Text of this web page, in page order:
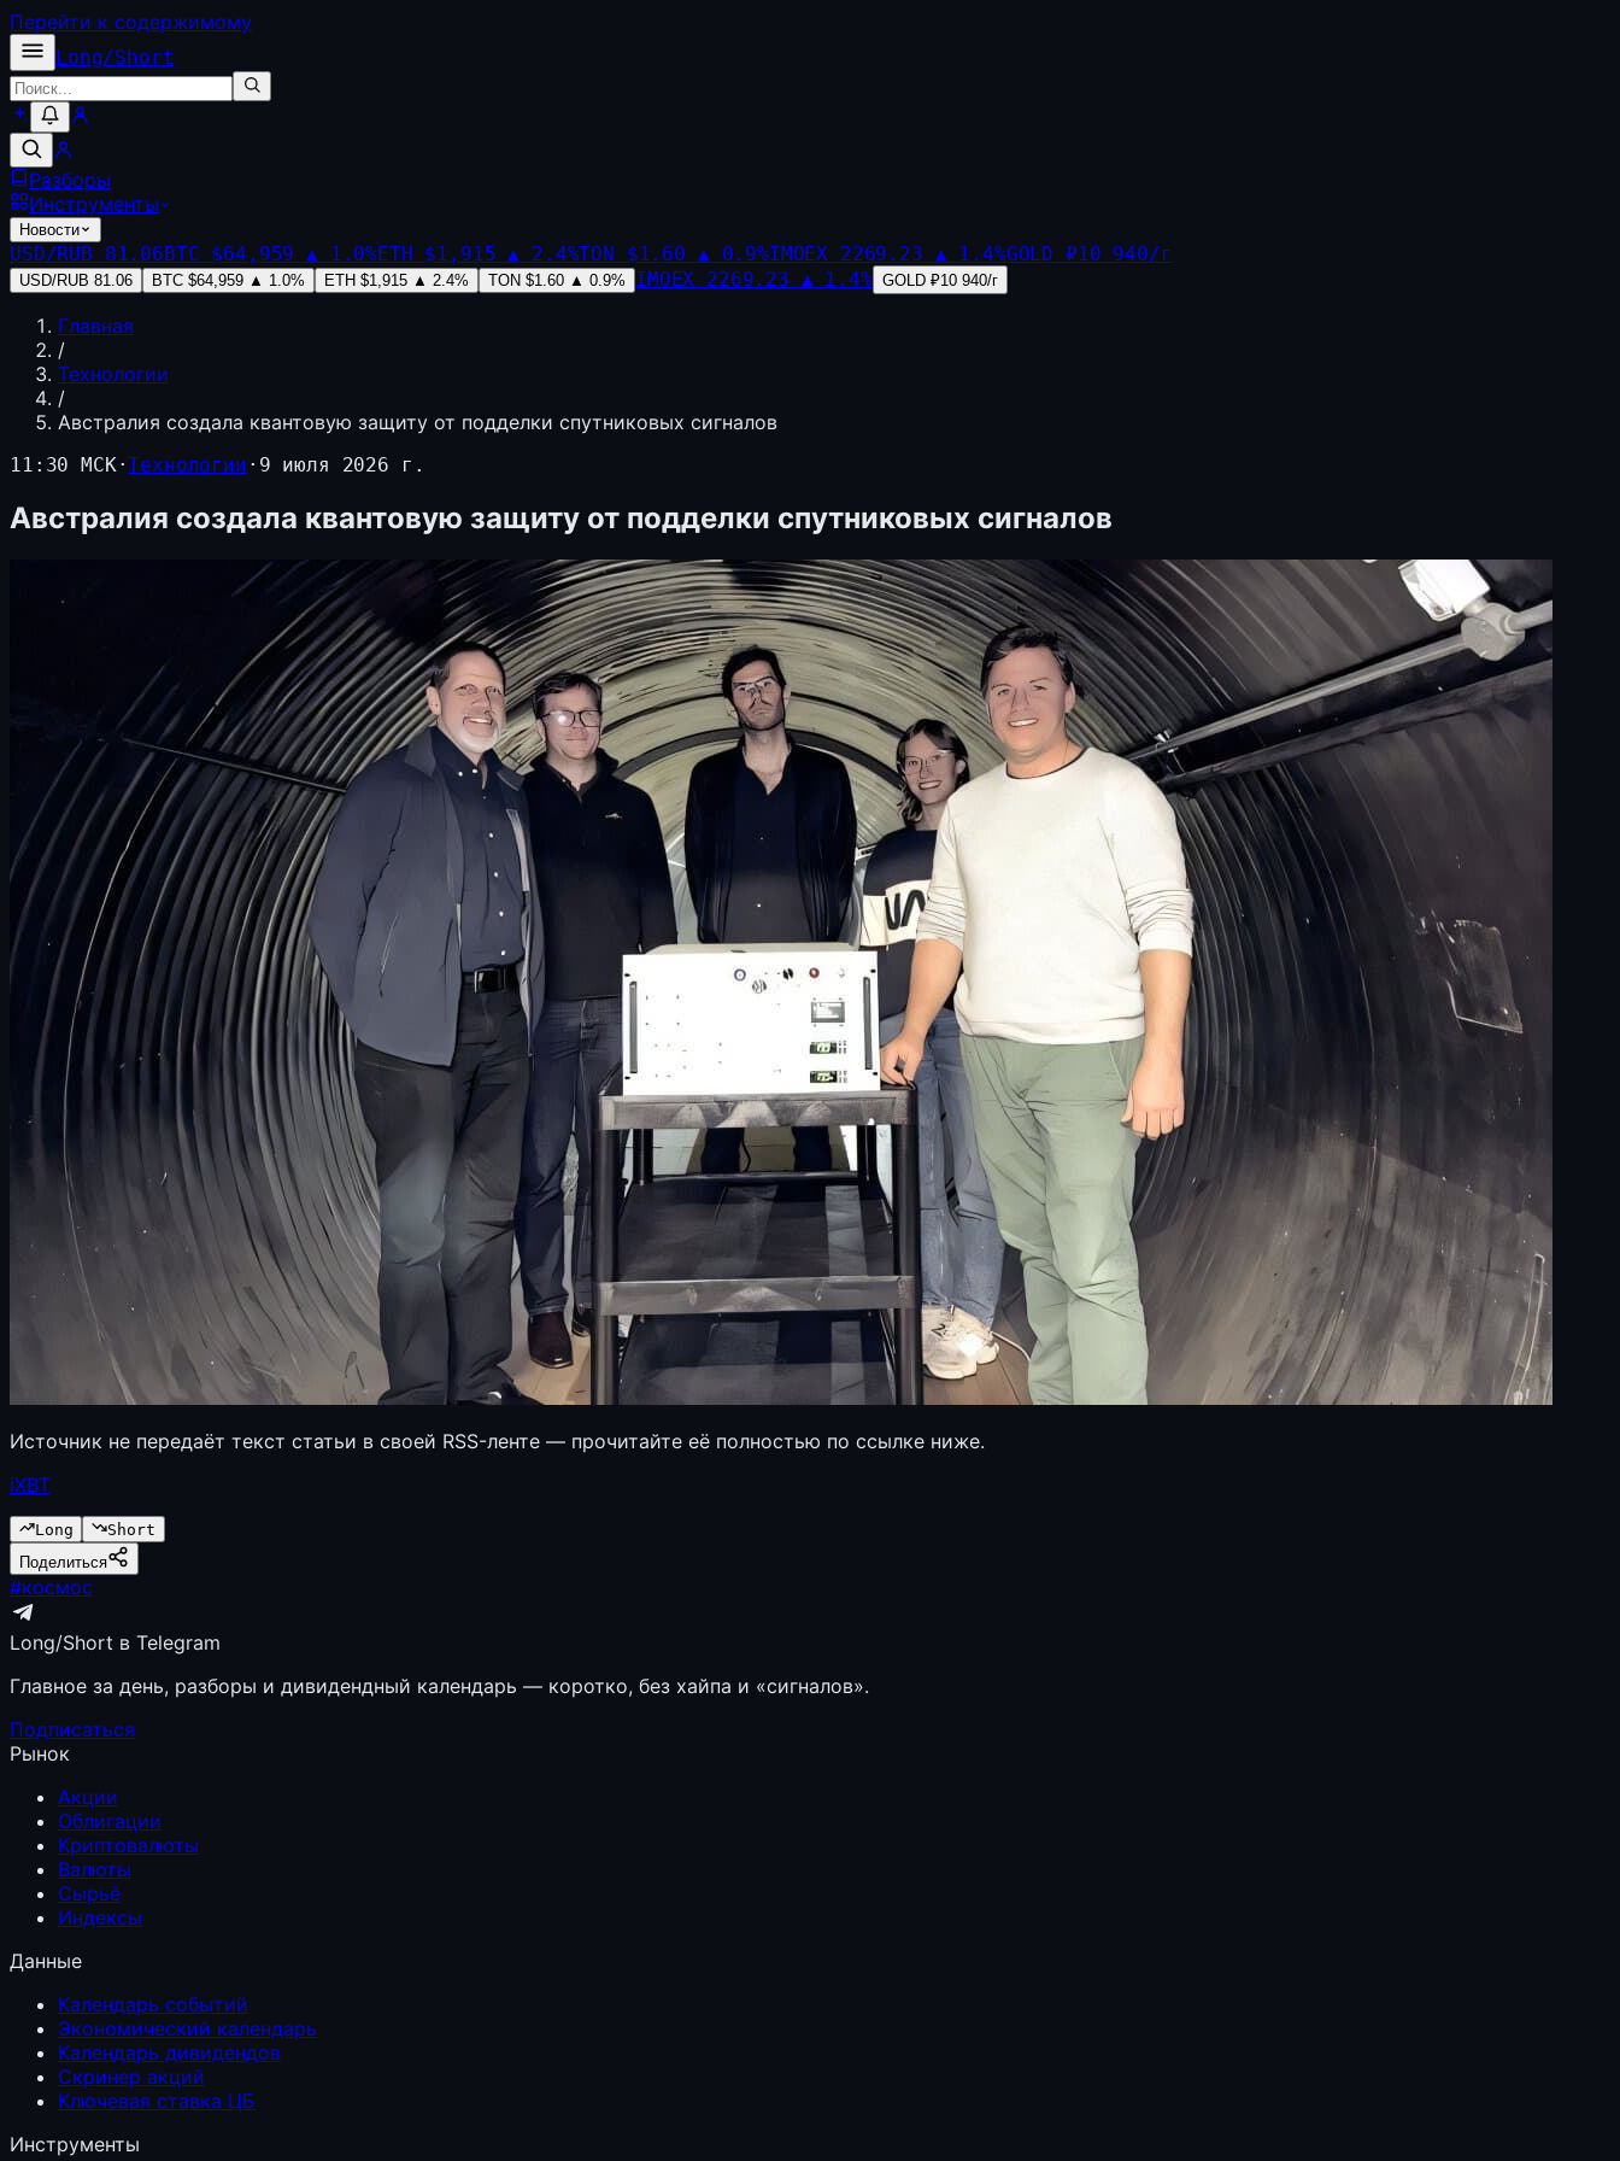
Перейти к содержимому
Long/Short
Разборы
Инструменты
Новости
USD/RUB 81.06BTC $64,959 ▲ 1.0%ETH $1,915 ▲ 2.4%TON $1.60 ▲ 0.9%IMOEX 2269.23 ▲ 1.4%GOLD ₽10 940/г
USD/RUB 81.06 BTC $64,959 ▲ 1.0% ETH $1,915 ▲ 2.4% TON $1.60 ▲ 0.9% IMOEX 2269.23 ▲ 1.4% GOLD ₽10 940/г
Главная
/
Технологии
/
Австралия создала квантовую защиту от подделки спутниковых сигналов
11:30 МСК·Технологии · 9 июля 2026 г.
Австралия создала квантовую защиту от подделки спутниковых сигналов
Источник не передаёт текст статьи в своей RSS-ленте — прочитайте её полностью по ссылке ниже.
iXBT
Long
Short
Поделиться
#космос
Long/Short в Telegram
Главное за день, разборы и дивидендный календарь — коротко, без хайпа и «сигналов».
Подписаться
Рынок
Акции
Облигации
Криптовалюты
Валюты
Сырьё
Индексы
Данные
Календарь событий
Экономический календарь
Календарь дивидендов
Скринер акций
Ключевая ставка ЦБ
Инструменты